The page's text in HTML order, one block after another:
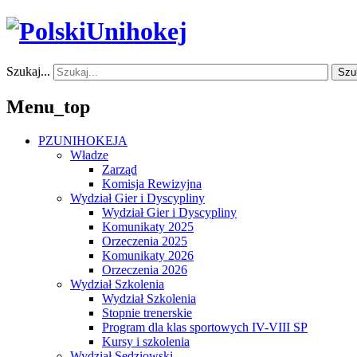
Szukaj...
Menu_top
PZUNIHOKEJA
Władze
Zarząd
Komisja Rewizyjna
Wydział Gier i Dyscypliny
Wydział Gier i Dyscypliny
Komunikaty 2025
Orzeczenia 2025
Komunikaty 2026
Orzeczenia 2026
Wydział Szkolenia
Wydział Szkolenia
Stopnie trenerskie
Program dla klas sportowych IV-VIII SP
Kursy i szkolenia